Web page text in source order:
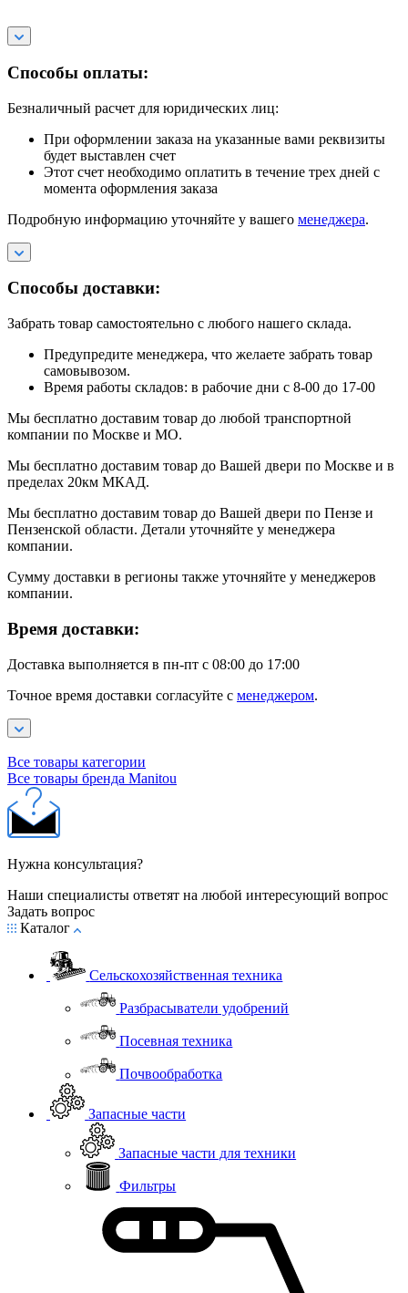
Способы оплаты:
Безналичный расчет для юридических лиц:
При оформлении заказа на указанные вами реквизиты
будет выставлен счет
Этот счет необходимо оплатить в течение трех дней с
момента оформления заказа
Подробную информацию уточняйте у вашего менеджера.
Способы доставки:
Забрать товар самостоятельно с любого нашего склада.
Предупредите менеджера, что желаете забрать товар
самовывозом.
Время работы складов: в рабочие дни с 8-00 до 17-00
Мы бесплатно доставим товар до любой транспортной
компании по Москве и МО.
Мы бесплатно доставим товар до Вашей двери по Москве и в
пределах 20км МКАД.
Мы бесплатно доставим товар до Вашей двери по Пензе и
Пензенской области. Детали уточняйте у менеджера
компании.
Сумму доставки в регионы также уточняйте у менеджеров
компании.
Время доставки:
Доставка выполняется в пн-пт с 08:00 до 17:00
Точное время доставки согласуйте с менеджером.
Все товары категории
Все товары бренда Manitou
Нужна консультация?
Наши специалисты ответят на любой интересующий вопрос
Задать вопрос
Каталог
Сельскохозяйственная техника
Разбрасыватели удобрений
Посевная техника
Почвообработка
Запасные части
Запасные части для техники
Фильтры